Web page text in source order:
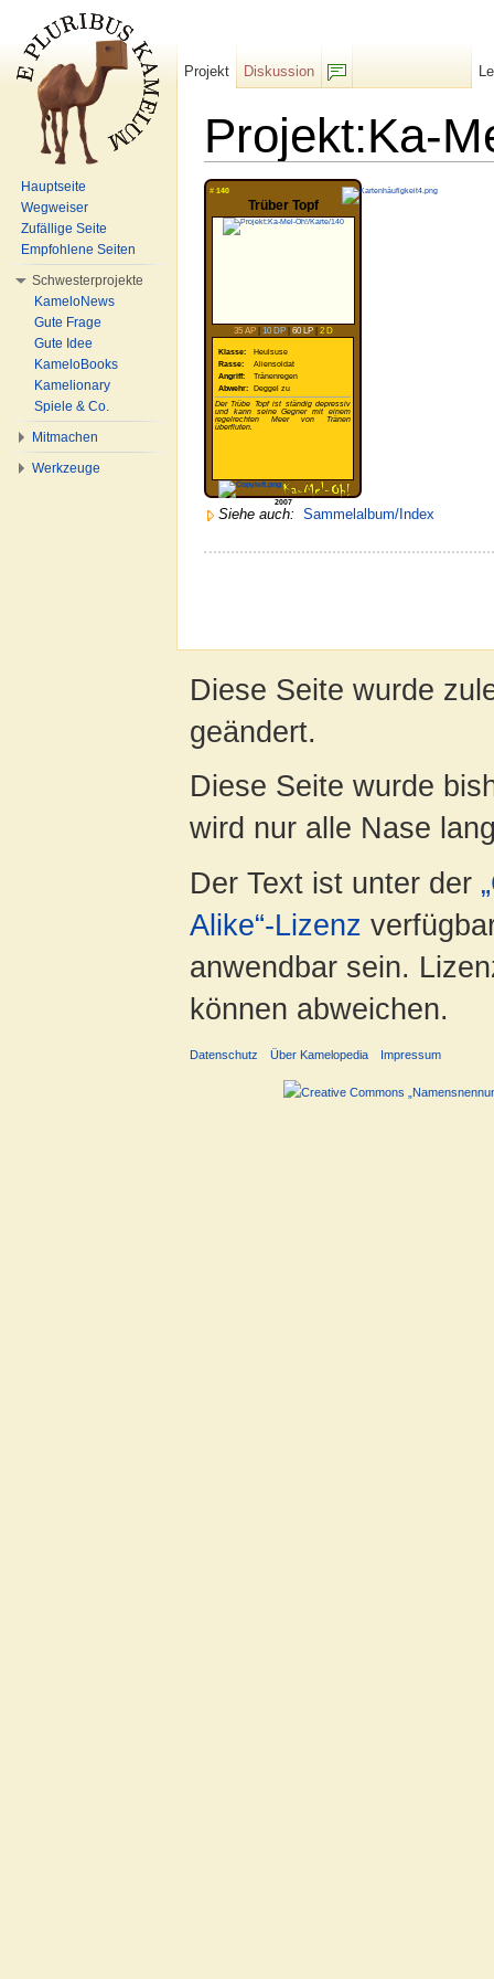
Projekt:Ka-
# 140
Trüber Topf
35 AP| 10 DP| 60 LP| 2 D
Klasse:
Heulsuse
Rasse:
Aliensoldat
Angriff:
Tränenregen
Abwehr:
Deggel zu
Der Trübe Topf ist ständig depressiv
und kann seine Gegner mit einem
regelrechten Meer von Tränen
überfluten.
2007
Siehe auch: Sammelalbum/Index
Projekt
Diskussion
Hauptseite
Wegweiser
Zufällige Seite
Empfohlene Seiten
Schwesterprojekte
KameloNews
Gute Frage
Gute Idee
KameloBooks
Kamelionary
Spiele & Co.
Mitmachen
Werkzeuge
Diese Seite wurde
geändert.
Diese Seite wurde
wird nur alle Nase
Der Text ist unter der
Alike“-Lizenz
anwendbar sein.
können abweichen.
Datenschutz Über Kamelopedia Impressum